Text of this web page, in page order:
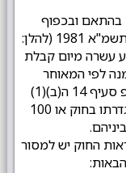
בהתאם ובכפוף
להוראות סעיף 17ג (ג) לחוק הגנת הצרכן, תשמ"א 1981 (להלן:
עשרה מיום קבלת
לפי המאוחר
מביניהם. דמי ביטול בגין ביטול עסקה ע"פ סעיף 14 ה(ב)(1)
לחוק יעמדו על סך 5% ממחיר הנכס כהגדרתו בחוק או 100
החוק יש למסור